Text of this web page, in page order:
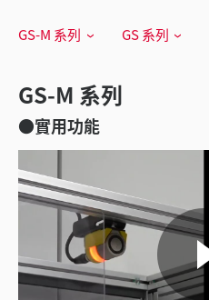
GS-M 系列 GS 系列
GS-M 系列
●實用功能